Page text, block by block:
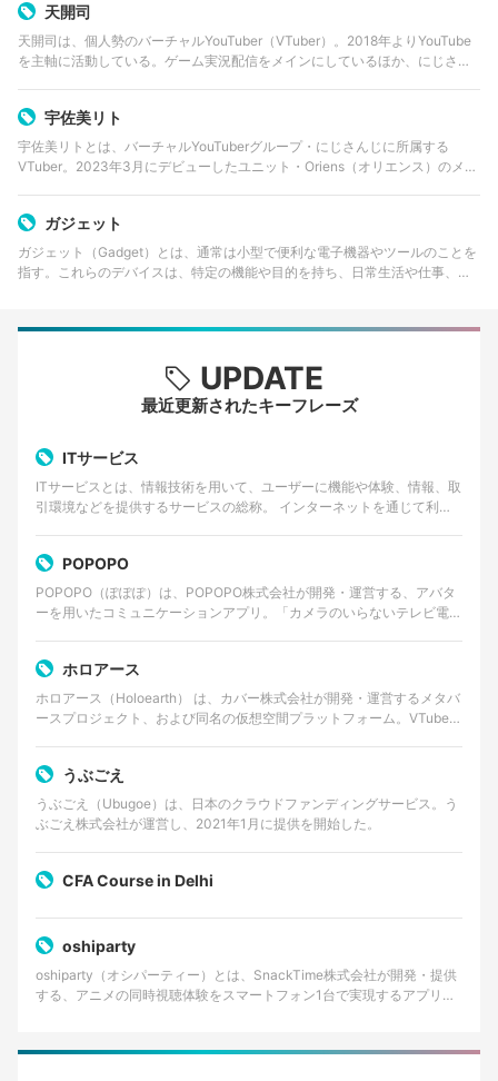
天開司
天開司は、個人勢のバーチャルYouTuber（VTuber）。2018年よりYouTube
を主軸に活動している。ゲーム実況配信をメインにしているほか、にじさん
宇佐美リト
宇佐美リトとは、バーチャルYouTuberグループ・にじさんじに所属する
VTuber。2023年3月にデビューしたユニット・Oriens（オリエンス）のメン
ガジェット
ガジェット（Gadget）とは、通常は小型で便利な電子機器やツールのことを
指す。これらのデバイスは、特定の機能や目的を持ち、日常生活や仕事、娯
UPDATE
最近更新されたキーフレーズ
ITサービス
ITサービスとは、情報技術を用いて、ユーザーに機能や体験、情報、取
引環境などを提供するサービスの総称。 インターネットを通じて利用
POPOPO
POPOPO（ぽぽぽ）は、POPOPO株式会社が開発・運営する、アバタ
ーを用いたコミュニケーションアプリ。「カメラのいらないテレビ電
ホロアース
ホロアース（Holoearth） は、カバー株式会社が開発・運営するメタバ
ースプロジェクト、および同名の仮想空間プラットフォーム。VTuber
うぶごえ
うぶごえ（Ubugoe）は、日本のクラウドファンディングサービス。う
ぶごえ株式会社が運営し、2021年1月に提供を開始した。
CFA Course in Delhi
oshiparty
oshiparty（オシパーティー）とは、SnackTime株式会社が開発・提供
する、アニメの同時視聴体験をスマートフォン1台で実現するアプリケ